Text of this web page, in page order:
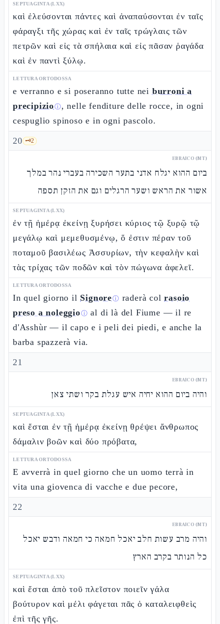
SEPTUAGINTA (LXX)
καὶ ἐλεύσονται πάντες καὶ ἀναπαύσονται ἐν ταῖς
φάραγξι τῆς χώρας καὶ ἐν ταῖς τρώγλαις τῶν
πετρῶν καὶ εἰς τὰ σπήλαια καὶ εἰς πᾶσαν ῥαγάδα
καὶ ἐν παντὶ ξύλῳ.
LETTURA ORTODOSSA
e verranno e si poseranno tutte nei burroni a
precipizioⓘ, nelle fenditure delle rocce, in ogni
cespuglio spinoso e in ogni pascolo.
20 🗝️2
EBRAICO (MT)
ביום ההוא יגלח אדני בתער השכירה בעברי נהר במלך
אשור את הראש ושער הרגלים וגם את הזקן תספה
SEPTUAGINTA (LXX)
ἐν τῇ ἡμέρᾳ ἐκείνῃ ξυρήσει κύριος τῷ ξυρῷ τῷ
μεγάλῳ καὶ μεμεθυσμένῳ, ὅ ἐστιν πέραν τοῦ
ποταμοῦ βασιλέως Ἀσσυρίων, τὴν κεφαλὴν καὶ
τὰς τρίχας τῶν ποδῶν καὶ τὸν πώγωνα ἀφελεῖ.
LETTURA ORTODOSSA
In quel giorno il Signoreⓘ raderà colrasoio
preso a noleggioⓘ al di là del Fiume — il re
d'Asshùr — il capo e i peli dei piedi, e anche la
barba spazzerà via.
21
EBRAICO (MT)
והיה ביום ההוא יחיה איש עגלת בקר ושתי צאן
SEPTUAGINTA (LXX)
καὶ ἔσται ἐν τῇ ἡμέρᾳ ἐκείνῃ θρέψει ἄνθρωπος
δάμαλιν βοῶν καὶ δύο πρόβατα,
LETTURA ORTODOSSA
E avverrà in quel giorno che un uomo terrà in
vita una giovenca di vacche e due pecore,
22
EBRAICO (MT)
והיה מרב עשות חלב יאכל חמאה כי חמאה ודבש יאכל
כל הנותר בקרב הארץ
SEPTUAGINTA (LXX)
καὶ ἔσται ἀπὸ τοῦ πλεῖστον ποιεῖν γάλα
βούτυρον καὶ μέλι φάγεται πᾶς ὁ καταλειφθεὶς
ἐπὶ τῆς γῆς.